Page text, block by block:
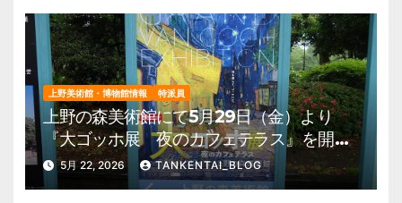
上野美術館・博物館情報 特派員
上野の森美術館にて5月29日（金）より
『大ゴッホ展 夜のカフェテラス』を開
催。 上野公園 美術館・博物館 混雑情
報他
5月 22, 2026 TANKENTAI_BLOG